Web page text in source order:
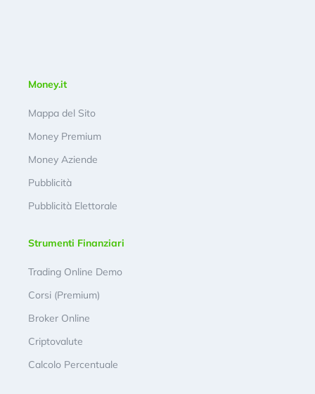
Money.it
Mappa del Sito
Money Premium
Money Aziende
Pubblicità
Pubblicità Elettorale
Strumenti Finanziari
Trading Online Demo
Corsi (Premium)
Broker Online
Criptovalute
Calcolo Percentuale